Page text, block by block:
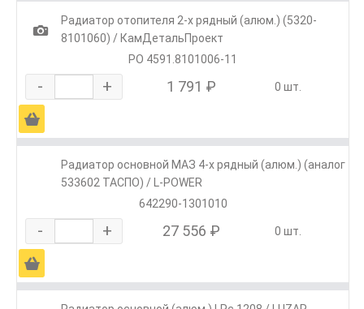
1
Радиатор отопителя 2-х рядный (алюм.) (5320-
8101060) / КамДетальПроект
РО 4591.8101006-11
- + 1 791 ₽ 0 шт.
Ä
Радиатор основной МАЗ 4-х рядный (алюм.) (аналог
533602 ТАСПО) / L-POWER
642290-1301010
- + 27 556 ₽ 0 шт.
Ä